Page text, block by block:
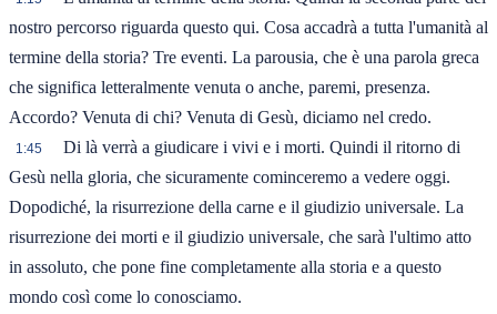
nostro percorso riguarda questo qui. Cosa accadrà a tutta l'umanità al
termine della storia? Tre eventi. La parousia, che è una parola greca
che significa letteralmente venuta o anche, paremi, presenza.
Accordo? Venuta di chi? Venuta di Gesù, diciamo nel credo.
1:45
Di là verrà a giudicare i vivi e i morti. Quindi il ritorno di
Gesù nella gloria, che sicuramente cominceremo a vedere oggi.
Dopodiché, la risurrezione della carne e il giudizio universale. La
risurrezione dei morti e il giudizio universale, che sarà l'ultimo atto
in assoluto, che pone fine completamente alla storia e a questo
mondo così come lo conosciamo.